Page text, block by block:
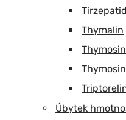
Tirzepatid
Thymalin
Úbytek